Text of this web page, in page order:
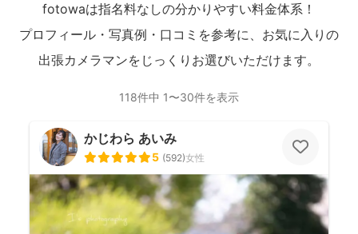
fotowaは指名料なしの分かりやすい料金体系！
プロフィール・写真例・口コミを参考に、お気に入りの
出張カメラマンをじっくりお選びいただけます。
118件中 1〜30件を表示
かじわら あいみ
5 (592)女性